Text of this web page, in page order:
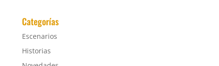
Categorías
Escenarios
Historias